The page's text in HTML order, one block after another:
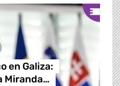
en Galiza:
Miranda…